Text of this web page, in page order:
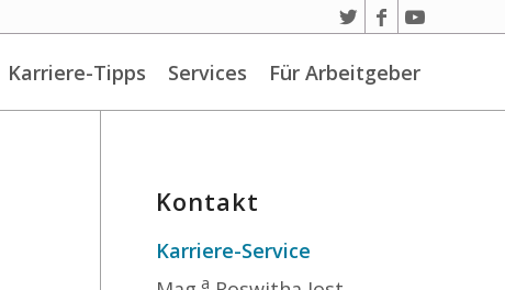
Karriere-Tipps Services Für Arbeitgeber
Kontakt
Karriere-Service
a